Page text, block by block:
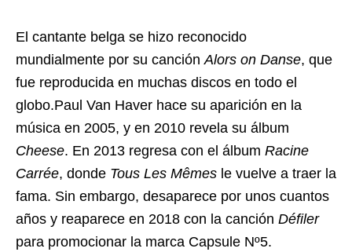
El cantante belga se hizo reconocido
mundialmente por su canción Alors on Danse, que
fue reproducida en muchas discos en todo el
globo.Paul Van Haver hace su aparición en la
música en 2005, y en 2010 revela su álbum
Cheese. En 2013 regresa con el álbum Racine
Carrée, donde Tous Les Mêmes le vuelve a traer la
fama. Sin embargo, desaparece por unos cuantos
años y reaparece en 2018 con la canción Défiler
para promocionar la marca Capsule Nº5.